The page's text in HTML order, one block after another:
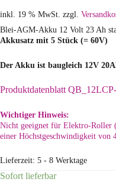
inkl. 19 % MwSt. zzgl.
Blei-AGM-Akku 12 Volt 23 Ah
Akkusatz mit 5 Stück (= 60V)
Der Akku ist baugleich 12V
Produktdatenblatt
Wichtiger Hinweis:
Nicht geeignet für Elektro-
einer Höchstgeschwindigkeit von
Lieferzeit: 5 - 8 Werktage
Sofort lieferbar